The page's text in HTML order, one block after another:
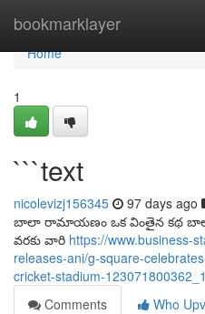
bookmarklayer
Home
Home
1
```text
nicolevizj156345 97 days ago
బాలా రామాయణం ఒక వింతైన కథ బాలా
వరకు వారి https://www.business-
releases-ani/g-square-
cricket-stadium-
Comments
Who